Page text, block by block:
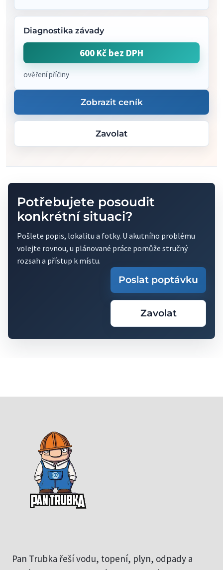
Diagnostika závady
600 Kč bez DPH
ověření příčiny
Zobrazit ceník
Zavolat
Potřebujete posoudit
konkrétní situaci?
Pošlete popis, lokalitu a fotky. U akutního problému
volejte rovnou, u plánované práce pomůže stručný
rozsah a přístup k místu.
Poslat poptávku
Zavolat
Pan Trubka řeší vodu, topení, plyn, odpady a